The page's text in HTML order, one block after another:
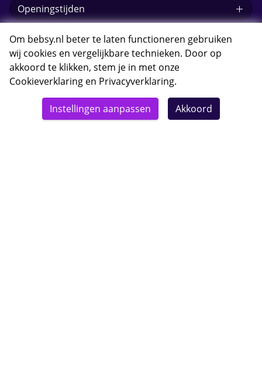
Openingstijden
E-mail Bebsy.nl
© 2026 Bebsy.nl
Om bebsy.nl beter te laten functioneren gebruiken
wij cookies en vergelijkbare technieken. Door op
akkoord te klikken, stem je in met onze
Cookieverklaring en Privacyverklaring.
Instellingen aanpassen Akkoord